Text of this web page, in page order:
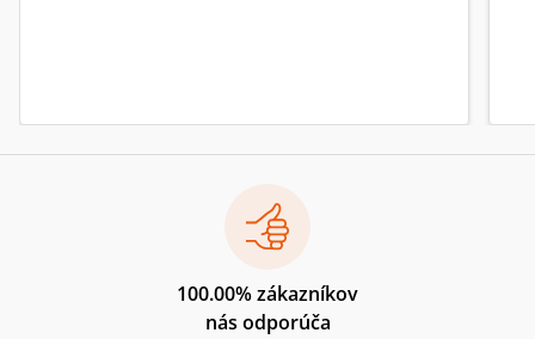
100.00% zákazníkov
nás odporúča